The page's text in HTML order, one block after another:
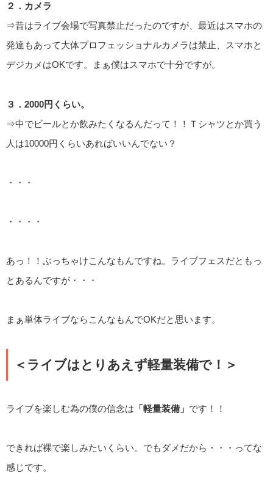
２．カメラ
⇒昔はライブ会場で写真禁止だったのですが、最近はスマホの
発達もあって大体プロフェッショナルカメラは禁止、スマホと
デジカメはOKです。まぁ僕はスマホで十分ですが。
３．2000円くらい。
⇒中でビールとか飲みたくなるんだって！！Ｔシャツとか買う
人は10000円くらいあればいいんでない？
・・・
・・・・
あっ！！ぶっちゃけこんなもんですね。ライブフェスだともっ
とあるんですが・・・
まぁ単体ライブならこんなもんでOKだと思います。
＜ライブはとりあえず軽量装備で！＞
ライブを楽しむ為の僕の信念は 「軽量装備」 です！！
できれば裸で楽しみたいくらい。でもダメだから・・・ってな
感じです。